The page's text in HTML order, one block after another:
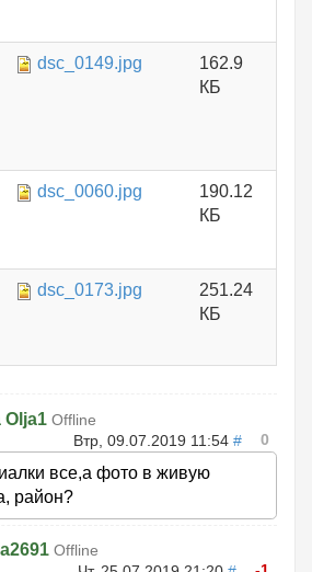
dsc_0149.jpg
162.9
КБ
dsc_0060.jpg
190.12
КБ
dsc_0173.jpg
251.24
КБ
Olja1 Offline
Втр, 09.07.2019 11:54 # 0
все,а фото в живую
район?
Offline